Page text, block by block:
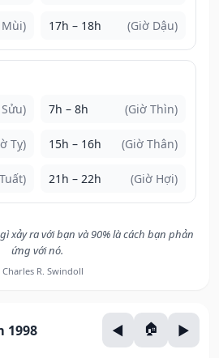
17h – 18h (Giờ Dậu)
7h – 8h (Giờ Thìn)
Tỵ) 15h – 16h (Giờ Thân)
21h – 22h (Giờ Hợi)
xảy ra với bạn và 90% là cách bạn phản
ứng với nó.
R. Swindoll
1998